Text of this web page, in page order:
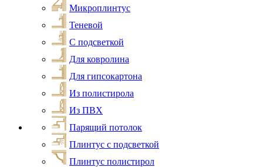
Микроплинтус
Теневой
С подсветкой
Для ковролина
Для гипсокартона
Из полистирола
Из ПВХ
Парящий потолок
Плинтус с подсветкой
Плинтус полистирол